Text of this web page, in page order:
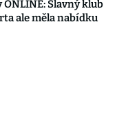
Slavný klub
ale měla nabídku